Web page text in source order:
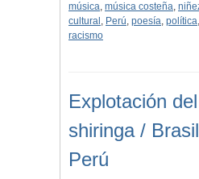
música, música costeña,
cultural , Perú, poesía, política,
racismo
Explotación
shiringa /
Perú